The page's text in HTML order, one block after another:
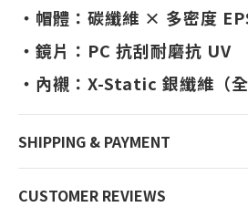
・帽體：碳纖維 × 多密度
・鏡片：PC 抗刮耐磨抗 UV
・內襯：X-Static 銀纖維（全
SHIPPING & PAYMENT
CUSTOMER REVIEWS